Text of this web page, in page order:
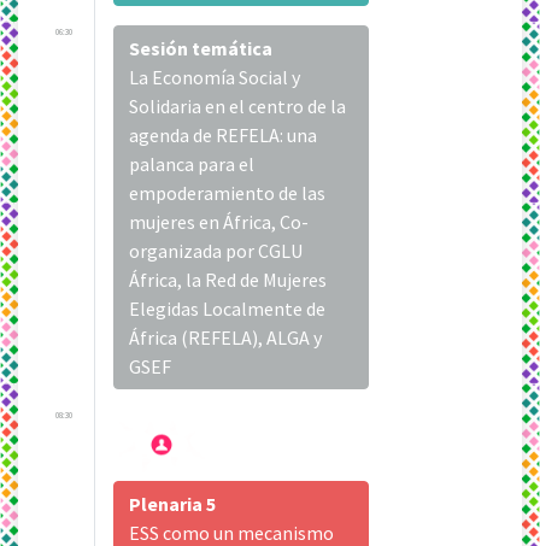
06:30
Sesión temática
La Economía Social y
Solidaria en el centro de la
agenda de REFELA: una
palanca para el
empoderamiento de las
mujeres en África, Co-
organizada por CGLU
África, la Red de Mujeres
Elegidas Localmente de
África (REFELA), ALGA y
GSEF
08:30
Plenaria 5
ESS como un mecanismo